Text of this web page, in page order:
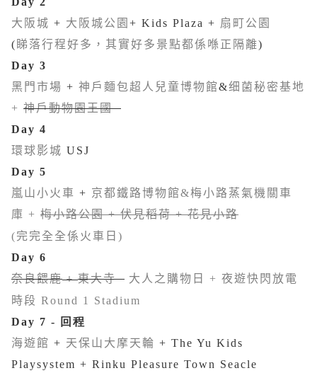
大阪城 + 大阪城公園 + Kids Plaza + 扇町公園
( 睇落行程好多，其實好多景點都係喺正隔離)
Day 3
黑門市場 + 神戶麵包超人兒童博物館&细菌秘密基地
+ 神戶動物園王國
Day 4
環球影城 USJ
Day 5
嵐山小火車 + 京都鐵路博物館&梅小路蒸氣機關車
庫 + 梅小路公園 + 伏見稻荷 + 花見小路
(完完全全係火車日)
Day 6
奈良餵鹿+東大寺 大人之購物日 + 夜遊快閃放電
時段 Round 1 Stadium
Day 7 - 回程
海遊館 + 天保山大摩天輪 + The Yu Kids
Playsystem + Rinku Pleasure Town Seacle